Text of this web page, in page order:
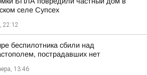
селе Супсех
22:12
беспилотника сбили над
пострадавших нет
13:46